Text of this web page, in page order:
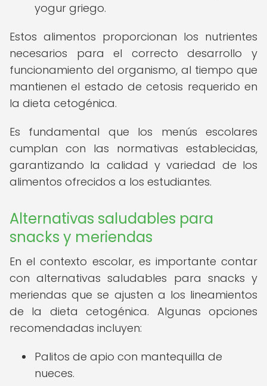
yogur griego.
Estos alimentos proporcionan los nutrientes
necesarios para el correcto desarrollo y
funcionamiento del organismo, al tiempo que
mantienen el estado de cetosis requerido en
la dieta cetogénica.
Es fundamental que los menús escolares
cumplan con las normativas establecidas,
garantizando la calidad y variedad de los
alimentos ofrecidos a los estudiantes.
Alternativas saludables para
snacks y meriendas
En el contexto escolar, es importante contar
con alternativas saludables para snacks y
meriendas que se ajusten a los lineamientos
de la dieta cetogénica. Algunas opciones
recomendadas incluyen:
Palitos de apio con mantequilla de
nueces.